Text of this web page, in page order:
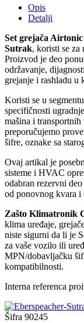
Opis
Detalji
Set grejača
Sutrak, koristi se za
Proizvod je deo
održavanje,
grejanje i rashladu u
Koristi se u
specifičnosti
mašina i
preporučujemo
šifre, oznake sa
Ovaj artikal je
sisteme i HVAC
odabran rezervni
od ponovnog kvara i
Zašto Klimatronik
klima uređaje,
niste sigurni da li je
za vaše vozilo ili
MPN/dobavljačku
kompatibilnosti.
Interna referenca
Šifra 90245